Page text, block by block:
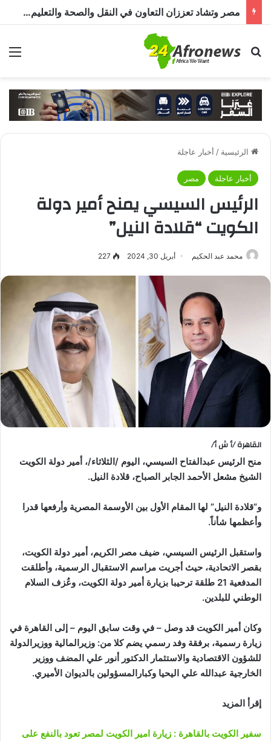
مصر وتشاد تعززان التعاون في النقل والصحة والتعليم والاستثمار خلال الدورة الرابعة للجنة المشتركة
بحث عن
الرئيسية / أخبار عاجلة
أخبار عاجلة مصر
الرئيس السيسي يمنح أمير دولة
الكويت “قلادة النيل”
محمد عبد الحكيم أبريل 30, 2024 227
القاهرة /أ ش أ/
منح الرئيس عبدالفتاح السيسي، اليوم /الثلاثاء/، أمير دولة الكويت
الشيخ مشعل الأحمد الجابر الصباح، قلادة النيل.
و”قلادة النيل” لها المقام الأول بين الأوسمة المصرية وأرفعها قدرا
وأعظمها شأناً.
واستقبل الرئيس السيسي، ضيف مصر الكريم، أمير دولة الكويت،
بقصر الاتحادية، حيث أجريت مراسم الاستقبال الرسمية، وأطلقت
المدفعية 21 طلقة ترحيبا بزيارة أمير دولة الكويت، وعُزف السلام
الوطني للبلدين.
وكان أمير الكويت قد وصل – في وقت سابق اليوم – إلى القاهرة في
زيارة رسمية، برفقة وفد رسمي يضم كلا من: وزيرالمالية ووزيرالدولة
للشؤون الاقتصادية والاستثمار الدكتور أنور علي المضف ووزير
الخارجية عبدالله علي اليحيا وكبارالمسؤولين بالديوان الأميري.
إقرأ المزيد
سفير الكويت بالقاهرة : زيارة امير الكويت لمصر تعود بالنفع على